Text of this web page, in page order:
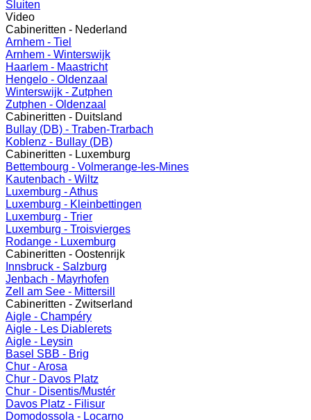
Sluiten
Video
Cabineritten - Nederland
Arnhem - Tiel
Arnhem - Winterswijk
Haarlem - Maastricht
Hengelo - Oldenzaal
Winterswijk - Zutphen
Zutphen - Oldenzaal
Cabineritten - Duitsland
Bullay (DB) - Traben-Trarbach
Koblenz - Bullay (DB)
Cabineritten - Luxemburg
Bettembourg - Volmerange-les-Mines
Kautenbach - Wiltz
Luxemburg - Athus
Luxemburg - Kleinbettingen
Luxemburg - Trier
Luxemburg - Troisvierges
Rodange - Luxemburg
Cabineritten - Oostenrijk
Innsbruck - Salzburg
Jenbach - Mayrhofen
Zell am See - Mittersill
Cabineritten - Zwitserland
Aigle - Champéry
Aigle - Les Diablerets
Aigle - Leysin
Basel SBB - Brig
Chur - Arosa
Chur - Davos Platz
Chur - Disentis/Mustér
Davos Platz - Filisur
Domodossola - Locarno